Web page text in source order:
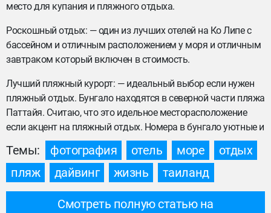
место для купания и пляжного отдыха.
Роскошный отдых: — один из лучших отелей на Ко Липе с
бассейном и отличным расположением у моря и отличным
завтраком который включен в стоимость.
Лучший пляжный курорт: — идеальный выбор если нужен
пляжный отдых. Бунгало находятся в северной части пляжа
Паттайя. Считаю, что это идельное месторасположение
если акцент на пляжный отдых. Номера в бунгало уютные и
Темы: фотография отель море
отдых
пляж
дайвинг жизнь таиланд
Смотреть полную статью на